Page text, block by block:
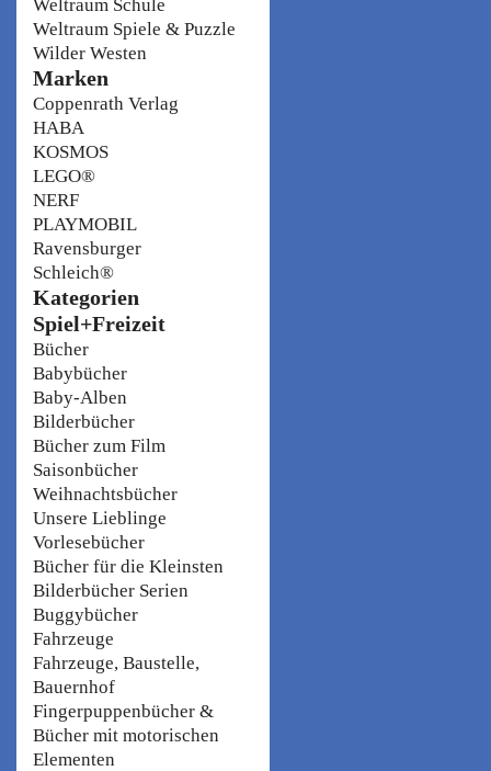
Weltraum Schule
Weltraum Spiele & Puzzle
Wilder Westen
Marken
Coppenrath Verlag
HABA
KOSMOS
LEGO®
NERF
PLAYMOBIL
Ravensburger
Schleich®
Kategorien
Spiel+Freizeit
Bücher
Babybücher
Baby-Alben
Bilderbücher
Bücher zum Film
Saisonbücher
Weihnachtsbücher
Unsere Lieblinge
Vorlesebücher
Bücher für die Kleinsten
Bilderbücher Serien
Buggybücher
Fahrzeuge
Fahrzeuge, Baustelle,
Bauernhof
Fingerpuppenbücher &
Bücher mit motorischen
Elementen